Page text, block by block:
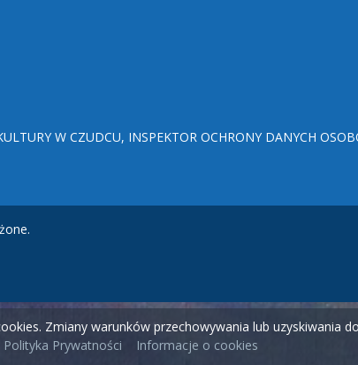
W CZUDCU, INSPEKTOR OCHRONY DANYCH
Zmiany warunków przechowywania lub uzyskiwania
Polityka Prywatności
Informacje o cookies